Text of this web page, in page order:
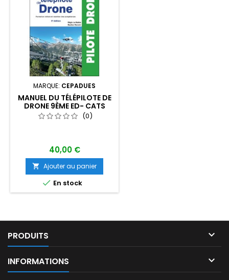
MARQUE: CEPADUES
MANUEL DU TÉLÉPILOTE DE
DRONE 9ÈME ED- CATS
(0)
40,00 €
 Ajouter au panier
 En stock
PRODUITS 
INFORMATIONS 